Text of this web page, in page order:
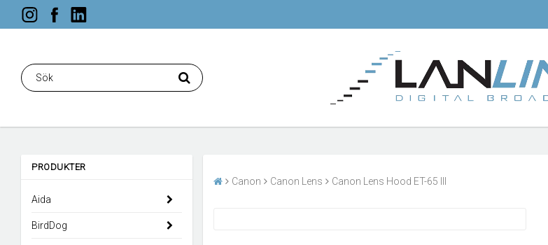
PRODUKTER
Aida
BirdDog
Canon Canon Lens Canon Lens Hood ET-65 III